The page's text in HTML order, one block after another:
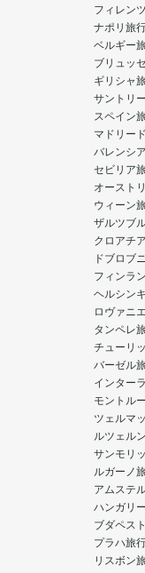
フィレン
ナポリ旅
ベルギー
ブリュッ
ギリシャ
サントリ
スペイン
マドリー
バレンシ
セビリア
オースト
ウィーン
ザルツブ
クロアチ
ドブロブ
フィンラ
ヘルシン
ロヴァニ
タンペレ
チューリ
バーゼル
インター
モントル
ツェルマ
ルツェル
サンモリ
ルガーノ
アムステ
ハンガリ
ブダペス
プラハ旅
リスボン